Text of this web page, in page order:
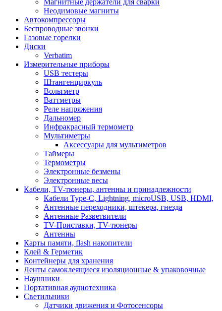
Магнитные держатели для сварки
Неодимовые магниты
Автокомпрессоры
Беспроводные звонки
Газовые горелки
Диски
Verbatim
Измерительные приборы
USB тестеры
Штангенциркуль
Вольтметр
Ваттметры
Реле напряжения
Дальномер
Инфракрасный термометр
Мультиметры
Аксессуары для мультиметров
Таймеры
Термометры
Электронные безмены
Электронные весы
Кабели, TV-тюнеры, антенны и принадлежности
Кабели Type-C, Lightning, microUSB, USB, HDMI,
Антенные переходники, штекера, гнезда
Антенные Разветвители
TV-Приставки, TV-тюнеры
Антенны
Карты памяти, flash накопители
Клей & Герметик
Контейнеры для хранения
Ленты самоклеящиеся изоляционные & упаковочные
Наушники
Портативная аудиотехника
Светильники
Датчики движения и Фотосенсоры